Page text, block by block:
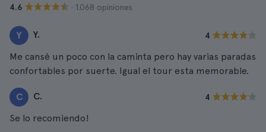
4.6 · 1.068 opiniones
Y Y. 4
Me cansé un poco con la caminta pero hay varias paradas
confortables por suerte. Igual el tour esta memorable.
C C. 4
Se lo recomiendo!